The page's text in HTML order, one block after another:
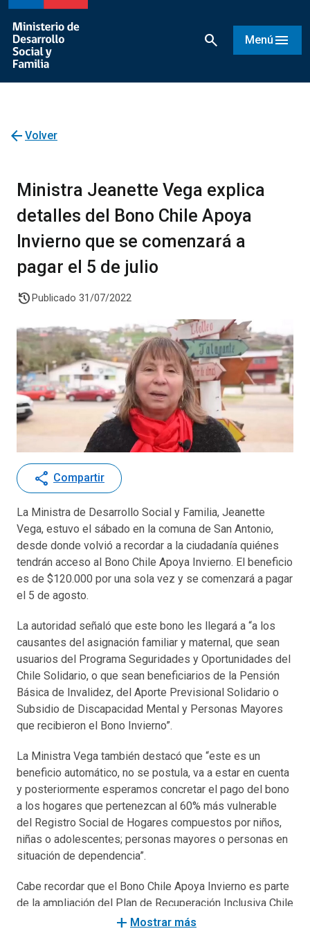
search Menú menu
arrow_back Volver
Ministra Jeanette Vega explica
detalles del Bono Chile Apoya
Invierno que se comenzará a
pagar el 5 de julio
history Publicado 31/07/2022
share Compartir
La Ministra de Desarrollo Social y Familia, Jeanette
Vega, estuvo el sábado en la comuna de San Antonio,
desde donde volvió a recordar a la ciudadanía quiénes
tendrán acceso al Bono Chile Apoya Invierno. El beneficio
es de $120.000 por una sola vez y se comenzará a pagar
el 5 de agosto.
La autoridad señaló que este bono les llegará a “a los
causantes del asignación familiar y maternal, que sean
usuarios del Programa Seguridades y Oportunidades del
Chile Solidario, o que sean beneficiarios de la Pensión
Básica de Invalidez, del Aporte Previsional Solidario o
Subsidio de Discapacidad Mental y Personas Mayores
que recibieron el Bono Invierno”.
La Ministra Vega también destacó que “este es un
beneficio automático, no se postula, va a estar en cuenta
y posteriormente esperamos concretar el pago del bono
a los hogares que pertenezcan al 60% más vulnerable
del Registro Social de Hogares compuestos por niños,
niñas o adolescentes; personas mayores o personas en
situación de dependencia”.
Cabe recordar que el Bono Chile Apoya Invierno es parte
de la ampliación del Plan de Recuperación Inclusiva Chile
Apoya, que también contempla la extensión del IFE
add Mostrar más